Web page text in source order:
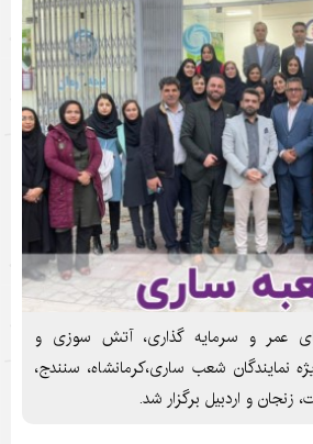
عمر و سرمایه گذاری، آتش سوزی و
نمایندگان شعب ساری،کرمانشاه، سنندج،
زنجان و اردبیل برگزار شد.